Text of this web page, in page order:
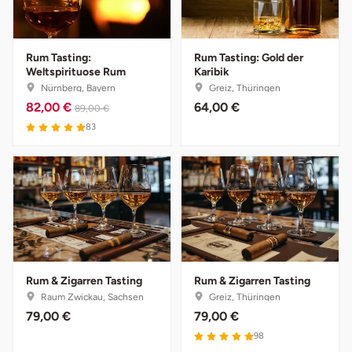
Rum Tasting:
Weltspirituose Rum
Nürnberg, Bayern
82,00 € 89,00 €
83
Rum Tasting: Gold der
Karibik
Greiz, Thüringen
64,00 €
Rum & Zigarren Tasting
Raum Zwickau, Sachsen
79,00 €
Rum & Zigarren Tasting
Greiz, Thüringen
79,00 €
98
Bruchköbel
Bruchsal
Burghausen
Calw
Chemnitz
Cloppenburg
Coburg
Cottbus
Münster
Nürnberg
Oberlausitz
Pirna
Riesa
Ruhrgebiet
Strausberg (Berlin/Brandenburg)
Sömmerda
Sangerhausen
Sonneberg
Suhl
Unterwellenborn
Weimar
Weißenfels
Witterda